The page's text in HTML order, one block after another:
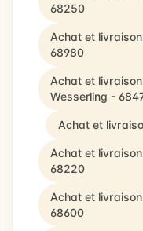
68250
Achat et
68980
Achat et
Wesserling -
Achat et
Achat et
68220
Achat et
68600